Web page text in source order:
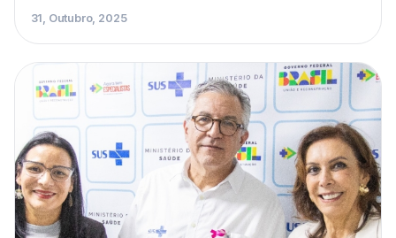
31, Outubro, 2025